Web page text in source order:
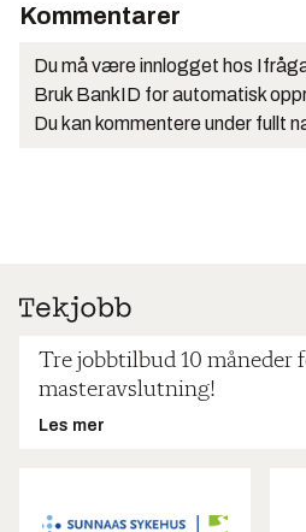
Kommentarer
Du må være innlogget hos
Bruk BankID for automatisk
Du kan kommentere under fullt
Tre jobbtilbud 10 måneder
masteravslutning!
Les mer